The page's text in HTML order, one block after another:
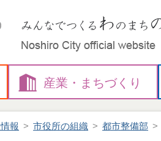
産業・ まちづくり
報 市役所の組織 都市整備部